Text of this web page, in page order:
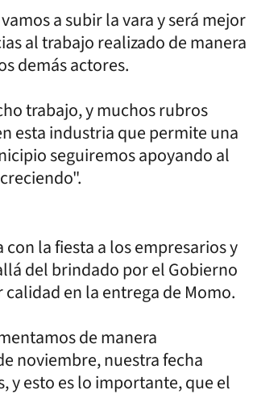
a subir la vara y será mejor
al trabajo realizado de manera
demás actores.
trabajo, y muchos rubros
esta industria que permite una
seguiremos apoyando al
la fiesta a los empresarios y
del brindado por el Gobierno
en la entrega de Momo.
de manera
noviembre, nuestra fecha
y esto es lo importante, que el